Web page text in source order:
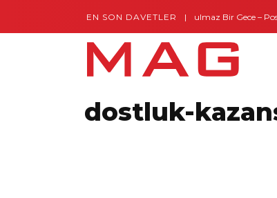
EN SON DAVETLER
Gaziantep’te Unutulmaz Bir Gece – Posh
dostluk-